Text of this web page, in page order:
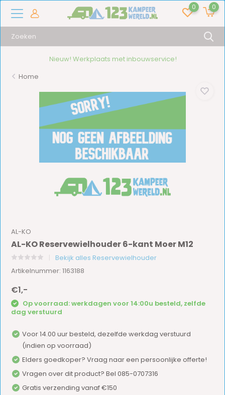
0 0
Nieuw! Werkplaats met inbouwservice!
Home
AL-KO
AL-KO Reservewielhouder 6-kant Moer M12
Bekijk alles Reservewielhouder
Artikelnummer: 1163188
€1,-
Op voorraad: werkdagen voor 14:00u besteld, zelfde
dag verstuurd
Voor 14.00 uur besteld, dezelfde werkdag verstuurd
(indien op voorraad)
Elders goedkoper? Vraag naar een persoonlijke offerte!
Vragen over dit product? Bel 085-0707316
Gratis verzending vanaf €150